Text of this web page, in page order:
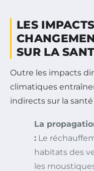
LES
SUR LA
Outre les impacts
climatiques
indirects sur la santé
La
: Le
habitats des
les